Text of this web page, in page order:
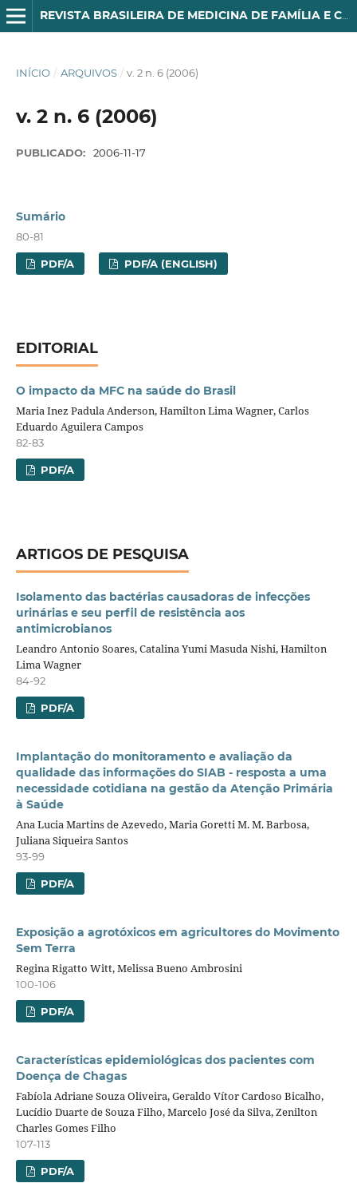
REVISTA BRASILEIRA DE MEDICINA DE FAMÍLIA E COMUNIDADE
INÍCIO / ARQUIVOS / v. 2 n. 6 (2006)
v. 2 n. 6 (2006)
PUBLICADO: 2006-11-17
Sumário
80-81
PDF/A PDF/A (ENGLISH)
EDITORIAL
O impacto da MFC na saúde do Brasil
Maria Inez Padula Anderson, Hamilton Lima Wagner, Carlos
Eduardo Aguilera Campos
82-83
PDF/A
ARTIGOS DE PESQUISA
Isolamento das bactérias causadoras de infecções
urinárias e seu perfil de resistência aos
antimicrobianos
Leandro Antonio Soares, Catalina Yumi Masuda Nishi, Hamilton
Lima Wagner
84-92
PDF/A
Implantação do monitoramento e avaliação da
qualidade das informações do SIAB - resposta a uma
necessidade cotidiana na gestão da Atenção Primária
à Saúde
Ana Lucia Martins de Azevedo, Maria Goretti M. M. Barbosa,
Juliana Siqueira Santos
93-99
PDF/A
Exposição a agrotóxicos em agricultores do Movimento
Sem Terra
Regina Rigatto Witt, Melissa Bueno Ambrosini
100-106
PDF/A
Características epidemiológicas dos pacientes com
Doença de Chagas
Fabíola Adriane Souza Oliveira, Geraldo Vítor Cardoso Bicalho,
Lucídio Duarte de Souza Filho, Marcelo José da Silva, Zenilton
Charles Gomes Filho
107-113
PDF/A